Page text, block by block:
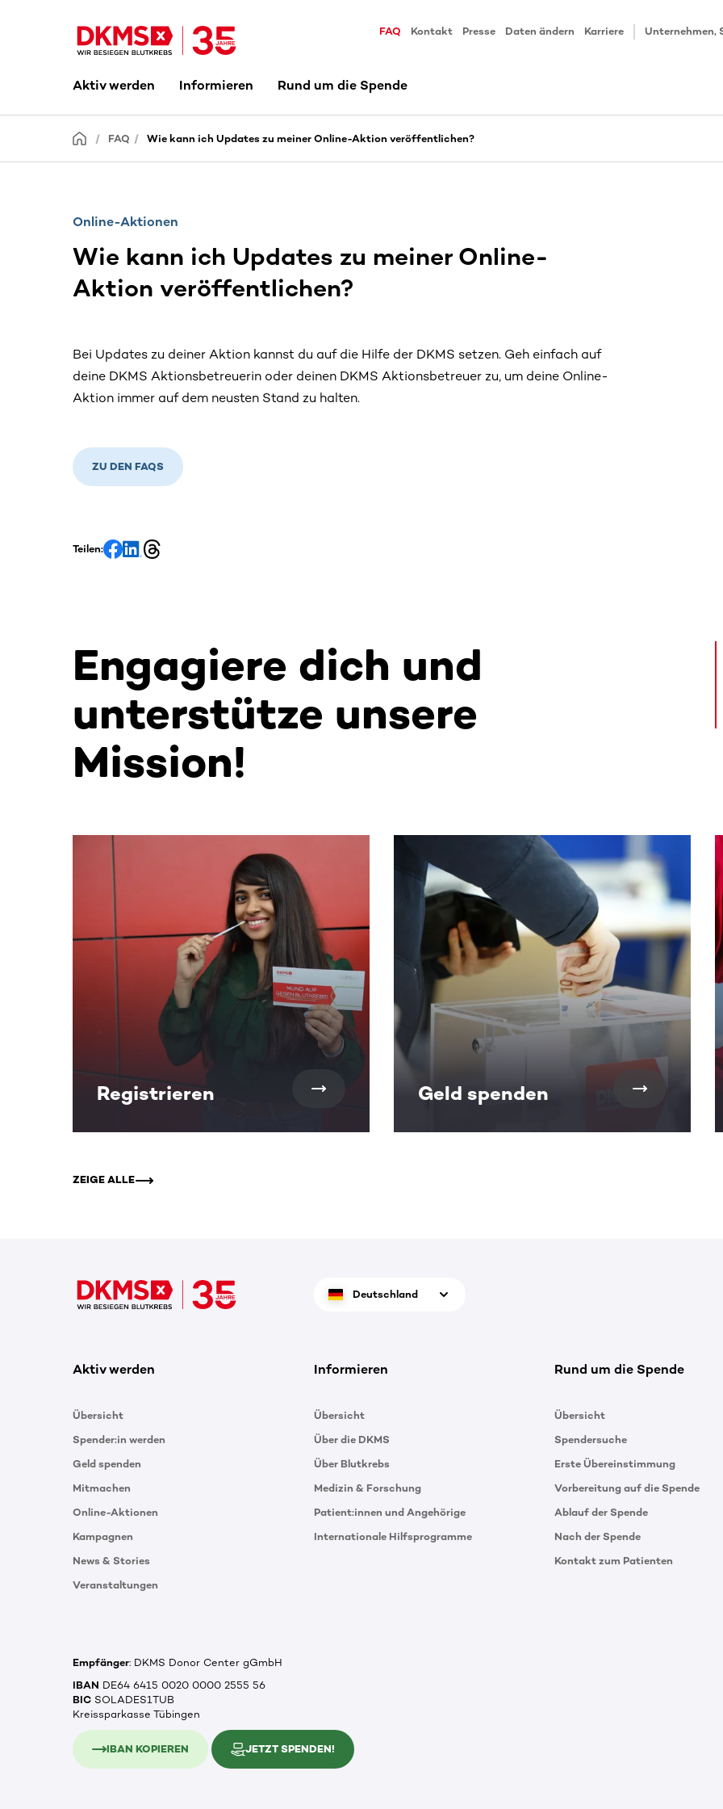
FAQ Kontakt Presse Daten ändern Karriere Unternehmen,
Aktiv werden Informieren Rund um die Spende
FAQ Wie kann ich Updates zu meiner Online-Aktion veröffentlichen?
Online-Aktionen
Wie kann ich Updates zu meiner Online-
Aktion veröffentlichen?
Bei Updates zu deiner Aktion kannst du auf die Hilfe der DKMS setzen. Geh einfach auf
deine DKMS Aktionsbetreuerin oder deinen DKMS Aktionsbetreuer zu, um deine Online-
Aktion immer auf dem neusten Stand zu halten.
ZU DEN FAQS
Teilen:
Engagiere dich und
unterstütze unsere
Mission!
Dieser Bereich enthält horizontal scrollbare Inhalte. Nutze die Tab-Taste oder wische, um weitere Inhalte zu
Registrieren Geld spenden
ZEIGE ALLE
Deutschland
Aktiv werden
Übersicht
Spender:in werden
Geld spenden
Mitmachen
Online-Aktionen
Kampagnen
News & Stories
Veranstaltungen
Informieren
Übersicht
Über die DKMS
Über Blutkrebs
Medizin & Forschung
Patient:innen und Angehörige
Internationale Hilfsprogramme
Rund um die Spende
Übersicht
Spendersuche
Erste Übereinstimmung
Vorbereitung auf die Spende
Ablauf der Spende
Nach der Spende
Kontakt zum Patienten
Empfänger: DKMS Donor Center gGmbH
IBAN DE64 6415 0020 0000 2555 56
BIC SOLADES1TUB
Kreissparkasse Tübingen
IBAN KOPIEREN JETZT SPENDEN!